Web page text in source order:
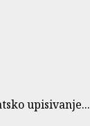
upisivanje...